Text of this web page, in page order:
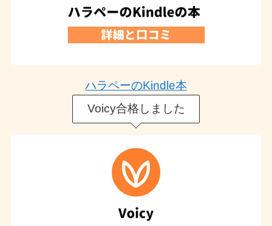
ハラペーのKindle本
Voicy合格しました